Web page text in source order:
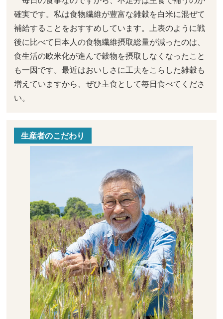
確実です。私は食物繊維が豊富な雑穀を白米に混ぜて
補給することをおすすめしています。上表のように戦
後に比べて日本人の食物繊維摂取総量が減ったのは、
食生活の欧米化が進んで穀物を摂取しなくなったこと
も一因です。最近はおいしさに工夫をこらした雑穀も
増えていますから、ぜひ主食として毎日食べてくださ
い。
生産者のこだわり